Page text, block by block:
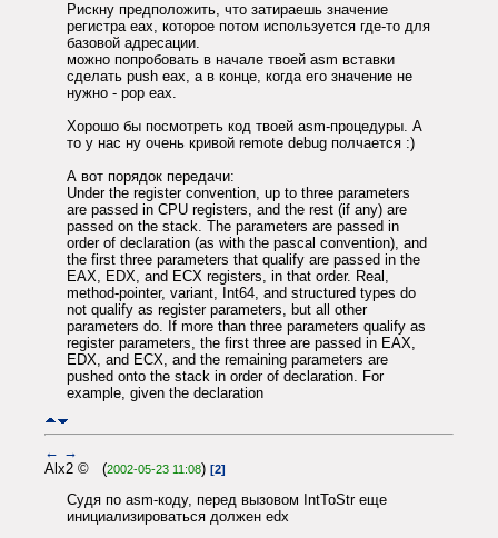
Рискну предположить, что затираешь значение
регистра eax, которое потом используется где-то для
базовой адресации.
можно попробовать в начале твоей asm вставки
сделать push eax, а в конце, когда его значение не
нужно - pop eax.
Хорошо бы посмотреть код твоей asm-процедуры. А
то у нас ну очень кривой remote debug полчается :)
А вот порядок передачи:
Under the register convention, up to three parameters
are passed in CPU registers, and the rest (if any) are
passed on the stack. The parameters are passed in
order of declaration (as with the pascal convention), and
the first three parameters that qualify are passed in the
EAX, EDX, and ECX registers, in that order. Real,
method-pointer, variant, Int64, and structured types do
not qualify as register parameters, but all other
parameters do. If more than three parameters qualify as
register parameters, the first three are passed in EAX,
EDX, and ECX, and the remaining parameters are
pushed onto the stack in order of declaration. For
example, given the declaration
← →
Alx2 © (2002-05-23 11:08) [2]
Судя по asm-коду, перед вызовом IntToStr еще
инициализироваться должен edx